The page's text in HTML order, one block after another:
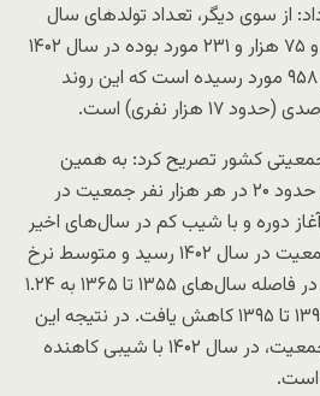
از سوی دیگر، تعداد تولد‌های سال
۱۴۰۱ که معادل یک میلیون و ۷۵ هزار و ۲۳۱ مورد بوده در سال ۱۴۰۲
به یک میلیون و ۵۷ هزار و ۹۵۸ مورد رسیده است که این روند
کشور تصریح کرد: به همین
منوال، میزان خام موالید از حدود ۲۰ در هر هزار نفر جمعیت در
در آغاز دوره و با شیب کم در سال‌های اخیر
به ۱۲.۳۸ در هر هزار نفر جمعیت در سال ۱۴۰۲ رسید و متوسط نرخ
رشد جمعیت از ۳.۷ درصد در فاصله سال‌های ۱۳۵۵ تا ۱۳۶۵ به ۱.۲۴
درصد در فاصله سال‌های ۱۳۹۰ تا ۱۳۹۵ کاهش یافت. در نتیجه این
روندها، نرخ رشد طبیعی جمعیت، در سال ۱۴۰۲ با شیبی کاهنده